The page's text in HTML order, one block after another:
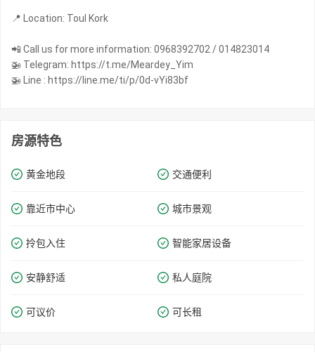
📍 Location: Toul Kork
📲 Call us for more information: 0968392702 / 014823014
🚁 Telegram: https://t.me/Meardey_Yim
🚁 Line : https://line.me/ti/p/0d-vYi83bf
房源特色
黄金地段 交通便利
靠近市中心 城市景观
拎包入住 智能家居设备
安静舒适 私人庭院
可议价 可长租